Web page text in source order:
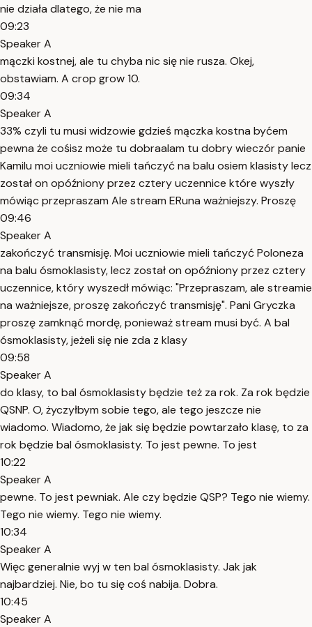
nie działa dlatego, że nie ma
09:23
Speaker A
mączki kostnej, ale tu chyba nic się nie rusza. Okej,
obstawiam. A crop grow 10.
09:34
Speaker A
33% czyli tu musi widzowie gdzieś mączka kostna byćem
pewna że cośisz może tu dobraalam tu dobry wieczór panie
Kamilu moi uczniowie mieli tańczyć na balu osiem klasisty lecz
został on opóźniony przez cztery uczennice które wyszły
mówiąc przepraszam Ale stream ERuna ważniejszy. Proszę
09:46
Speaker A
zakończyć transmisję. Moi uczniowie mieli tańczyć Poloneza
na balu ósmoklasisty, lecz został on opóźniony przez cztery
uczennice, który wyszedł mówiąc: "Przepraszam, ale streamie
na ważniejsze, proszę zakończyć transmisję". Pani Gryczka
proszę zamknąć mordę, ponieważ stream musi być. A bal
ósmoklasisty, jeżeli się nie zda z klasy
09:58
Speaker A
do klasy, to bal ósmoklasisty będzie też za rok. Za rok będzie
QSNP. O, życzyłbym sobie tego, ale tego jeszcze nie
wiadomo. Wiadomo, że jak się będzie powtarzało klasę, to za
rok będzie bal ósmoklasisty. To jest pewne. To jest
10:22
Speaker A
pewne. To jest pewniak. Ale czy będzie QSP? Tego nie wiemy.
Tego nie wiemy. Tego nie wiemy.
10:34
Speaker A
Więc generalnie wyj w ten bal ósmoklasisty. Jak jak
najbardziej. Nie, bo tu się coś nabija. Dobra.
10:45
Speaker A